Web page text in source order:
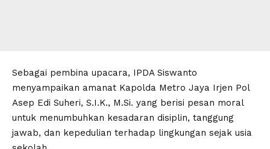
Sebagai pembina upacara, IPDA Siswanto
menyampaikan amanat Kapolda Metro Jaya Irjen Pol
Asep Edi Suheri, S.I.K., M.Si. yang berisi pesan moral
untuk menumbuhkan kesadaran disiplin, tanggung
jawab, dan kepedulian terhadap lingkungan sejak usia